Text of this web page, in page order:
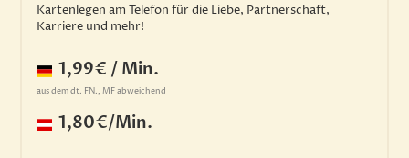
Kartenlegen am Telefon für die Liebe, Partnerschaft,
Karriere und mehr!
1,99€ / Min.
aus dem dt. FN., MF abweichend
1,80€/Min.